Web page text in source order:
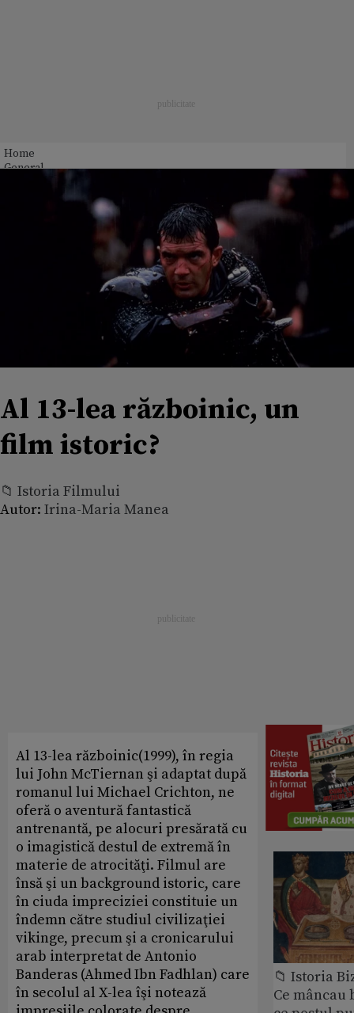
Home
General
Al 13-lea războinic, un
film istoric?
📁 Istoria Filmului
Autor: Irina-Maria Manea
Al 13-lea războinic(1999), în regia
lui John McTiernan şi adaptat după
romanul lui Michael Crichton, ne
oferă o aventură fantastică
antrenantă, pe alocuri presărată cu
o imagistică destul de extremă în
materie de atrocităţi. Filmul are
însă şi un background istoric, care
în ciuda impreciziei constituie un
îndemn către studiul civilizaţiei
vikinge, precum şi a cronicarului
arab interpretat de Antonio
Banderas (Ahmed Ibn Fadhlan) care
în secolul al X-lea îşi notează
📁 Istoria
Ce